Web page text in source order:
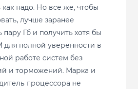
как надо. Но все же, чтобы
лучше заранее
пару Гб и получить хотя бы
для полной уверенности в
работе систем без
и торможений. Марка и
процессора не